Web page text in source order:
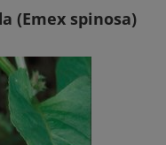
(Emex spinosa)